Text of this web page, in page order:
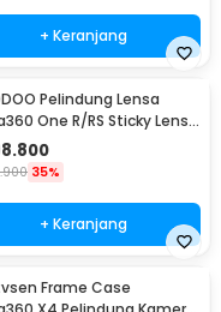
+ Keranjang
Pelindung Lensa
One R/RS Sticky Lens
Protector - VD105
35%
+ Keranjang
Frame Case